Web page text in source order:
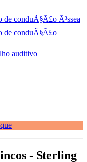
de conduÃ§Ã£o Ã³ssea
de conduÃ§Ã£o
auditivo
- Sterling